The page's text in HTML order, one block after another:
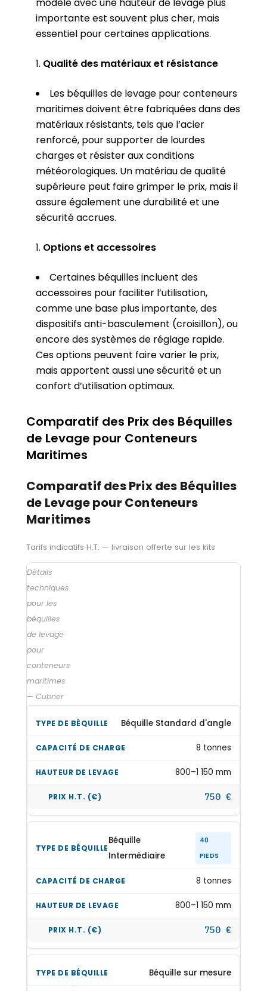
modèle avec une hauteur de levage plus
importante est souvent plus cher, mais
essentiel pour certaines applications.
Qualité des matériaux et résistance
Les béquilles de levage pour conteneurs
maritimes doivent être fabriquées dans des
matériaux résistants, tels que l’acier
renforcé, pour supporter de lourdes
charges et résister aux conditions
météorologiques. Un matériau de qualité
supérieure peut faire grimper le prix, mais il
assure également une durabilité et une
sécurité accrues.
Options et accessoires
Certaines béquilles incluent des
accessoires pour faciliter l’utilisation,
comme une base plus importante, des
dispositifs anti-basculement (croisillon), ou
encore des systèmes de réglage rapide.
Ces options peuvent faire varier le prix,
mais apportent aussi une sécurité et un
confort d’utilisation optimaux.
Comparatif des Prix des Béquilles
de Levage pour Conteneurs
Maritimes
Comparatif des Prix des Béquilles
de Levage pour Conteneurs
Maritimes
Tarifs indicatifs H.T. — livraison offerte sur les kits
Détails
techniques
pour les
béquilles
de levage
pour
conteneurs
maritimes
— Cubner
Béquille Standard d'angle
8 tonnes
800–1 150 mm
750 €
Béquille
Intermédiaire
40
PIEDS
8 tonnes
800–1 150 mm
750 €
Béquille sur mesure